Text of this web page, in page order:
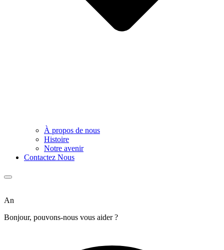
À propos de nous
Histoire
Notre avenir
Contactez Nous
An
Bonjour, pouvons-nous vous aider ?